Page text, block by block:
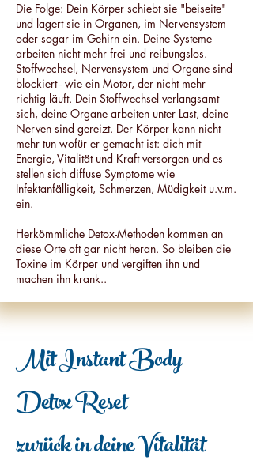
Die Folge: Dein Körper schiebt sie "beiseite"
und lagert sie in Organen, im Nervensystem
oder sogar im Gehirn ein. Deine Systeme
arbeiten nicht mehr frei und reibungslos.
Stoffwechsel, Nervensystem und Organe sind
blockiert - wie ein Motor, der nicht mehr
richtig läuft. Dein Stoffwechsel verlangsamt
sich, deine Organe arbeiten unter Last, deine
Nerven sind gereizt. Der Körper kann nicht
mehr tun wofür er gemacht ist: dich mit
Energie, Vitalität und Kraft versorgen und es
stellen sich diffuse Symptome wie
Infektanfälligkeit, Schmerzen, Müdigkeit u.v.m.
ein.
Herkömmliche Detox-Methoden kommen an
diese Orte oft gar nicht heran. So bleiben die
Toxine im Körper und vergiften ihn und
machen ihn krank.. ​
Mit Instant Body
Detox Reset
zurück in deine Vitalität